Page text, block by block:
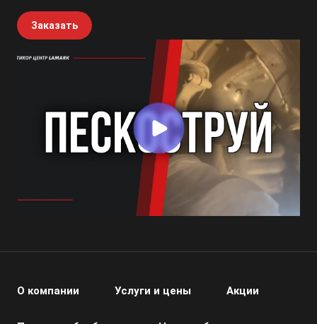
Заказать
О компании Услуги и цены Акции